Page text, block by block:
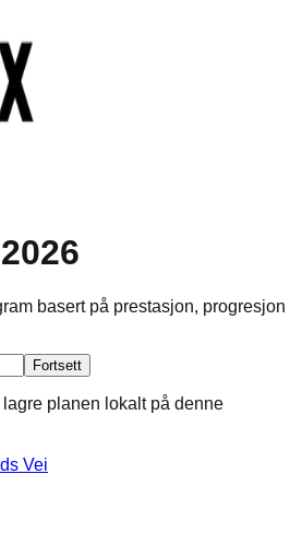
basert på prestasjon, progresjon
Fortsett
planen lokalt på denne
Vei